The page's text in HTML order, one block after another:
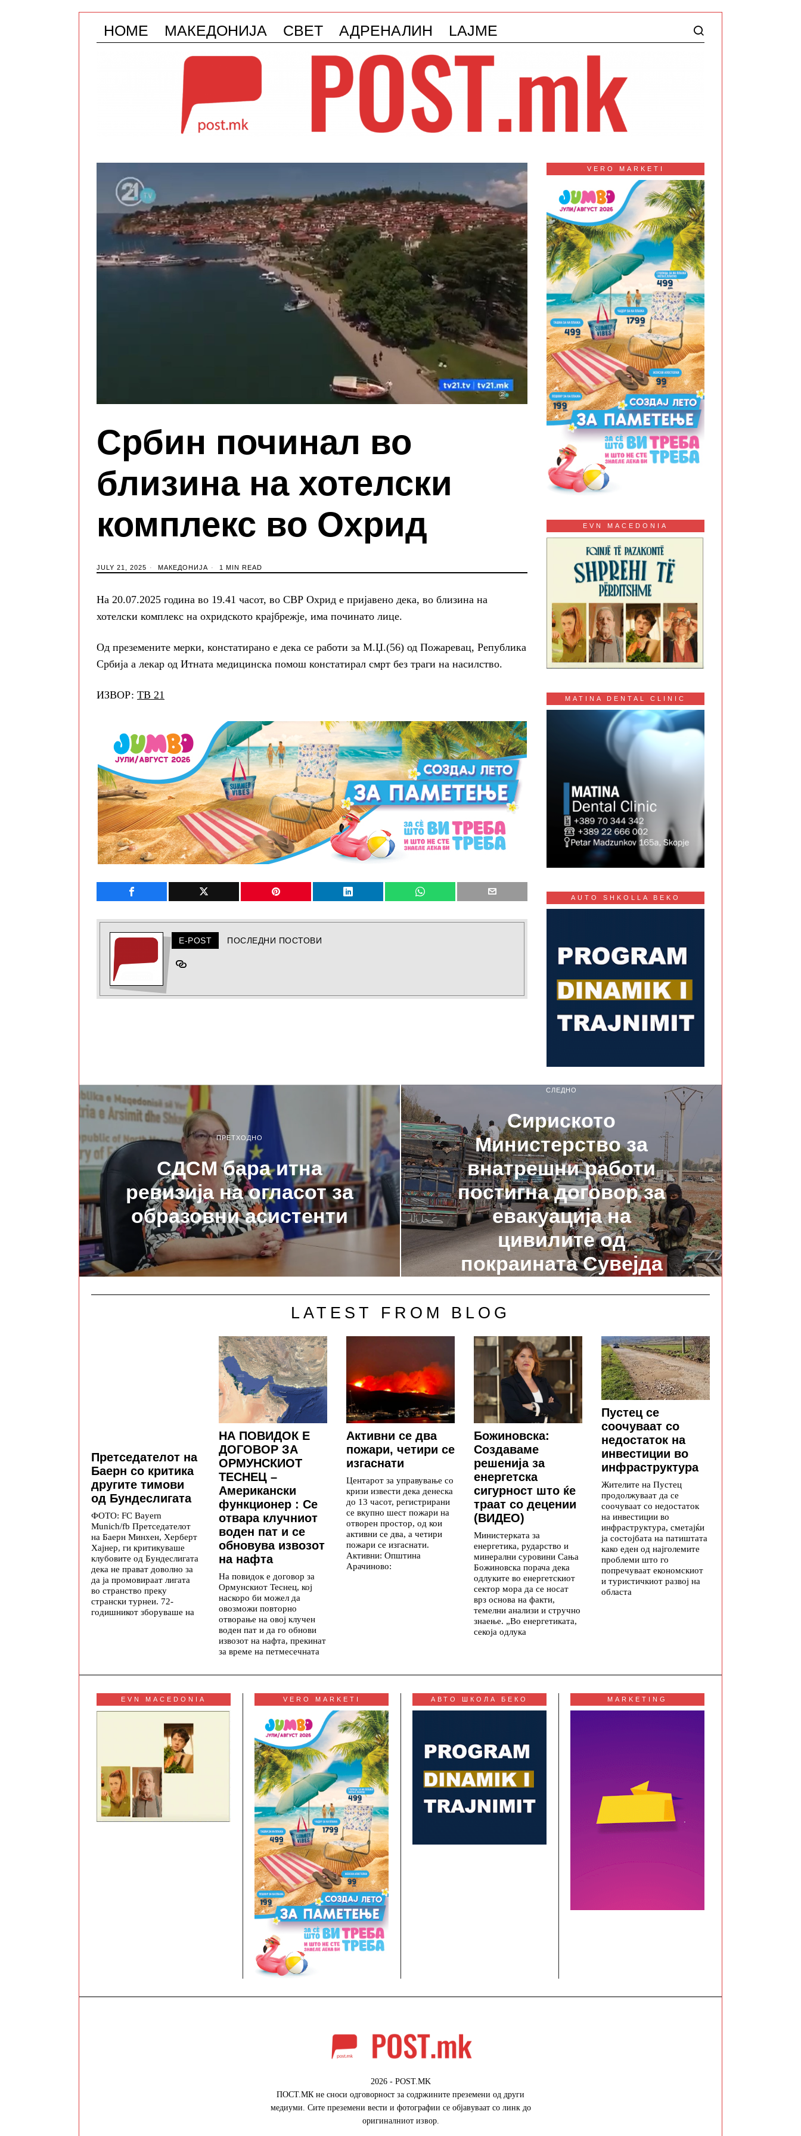
HOME МАКЕДОНИЈА СВЕТ АДРЕНАЛИН LAJME
Србин починал во
близина на хотелски
комплекс во Охрид
JULY 21, 2025 МАКЕДОНИЈА 1 MIN READ
На 20.07.2025 година во 19.41 часот, во СВР Охрид е пријавено дека, во близина на
хотелски комплекс на охридското крајбрежје, има починато лице.
Од преземените мерки, констатирано е дека се работи за М.Џ.(56) од Пожаревац, Република
Србија а лекар од Итната медицинска помош констатирал смрт без траги на насилство.
ИЗВОР: ТВ 21
E-POST ПОСЛЕДНИ ПОСТОВИ
VERO MARKETI
EVN MACEDONIA
MATINA DENTAL CLINIC
AUTO SHKOLLA BEKO
ПРЕТХОДНО
СДСМ бара итна
ревизија на огласот за
образовни асистенти
СЛЕДНО
Сириското
Министерство за
внатрешни работи
постигна договор за
евакуација на
цивилите од
покраината Сувејда
LATEST FROM BLOG
Претседателот на
Баерн со критика
другите тимови
од Бундеслигата
ФОТО: FC Bayern
Munich/fb Претседателот
на Баерн Минхен, Херберт
Хајнер, ги критикуваше
клубовите од Бундеслигата
дека не прават доволно за
да ја промовираат лигата
во странство преку
странски турнеи. 72-
годишникот зборуваше на
НА ПОВИДОК Е
ДОГОВОР ЗА
ОРМУНСКИОТ
ТЕСНЕЦ –
Американски
функционер : Се
отвара клучниот
воден пат и се
обновува извозот
на нафта
На повидок е договор за
Ормунскиот Теснец, кој
наскоро би можел да
овозможи повторно
отворање на овој клучен
воден пат и да го обнови
извозот на нафта, прекинат
за време на петмесечната
Aктивни се два
пожари, четири се
изгаснати
Центарот за управување со
кризи извести дека денеска
до 13 часот, регистрирани
се вкупно шест пожари на
отворен простор, од кои
активни се два, а четири
пожари се изгаснати.
Активни: Општина
Арачиново:
Божиновска:
Создаваме
решенија за
енергетска
сигурност што ќе
траат со децении
(ВИДЕО)
Министерката за
енергетика, рударство и
минерални суровини Сања
Божиновска порача дека
одлуките во енергетскиот
сектор мора да се носат
врз основа на факти,
темелни анализи и стручно
знаење. „Во енергетиката,
секоја одлука
Пустец се
соочуваат со
недостаток на
инвестиции во
инфраструктура
Жителите на Пустец
продолжуваат да се
соочуваат со недостаток
на инвестиции во
инфраструктура, сметајќи
ја состојбата на патиштата
како еден од најголемите
проблеми што го
попречуваат економскиот
и туристичкиот развој на
областа
EVN MACEDONIA VERO MARKETI АВТО ШКОЛА БЕКО MARKETING
2026 - POST.MK
ПОСТ.МК не сноси одговорност за содржините преземени од други
медиуми. Сите преземени вести и фотографии се објавуваат со линк до
оригиналниот извор.